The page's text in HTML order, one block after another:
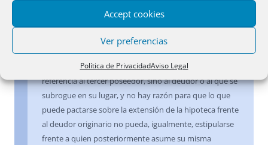
Accept cookies
Ver preferencias
Política de PrivacidadAviso Legal
Extensión a una obra nueva futura
se extendiera la hipoteca a las nuevas construcciones
realizadas sobre la finca hipotecada por el tercer
poseedor, pero en la cláusula debatida no se hace
referencia al tercer poseedor, sino al deudor o al que se
subrogue en su lugar, y no hay razón para que lo que
puede pactarse sobre la extensión de la hipoteca frente
al deudor originario no pueda, igualmente, estipularse
frente a quien posteriormente asume su misma